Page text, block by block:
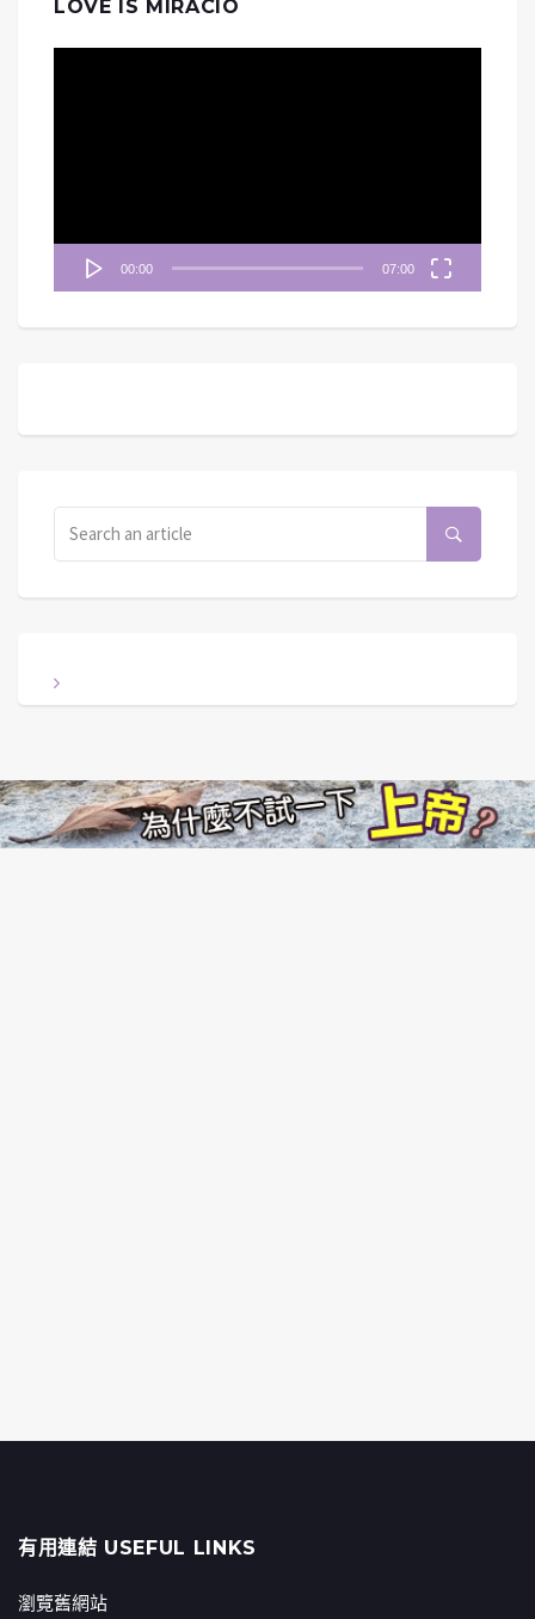
LOVE IS MIRACIO
00:00 07:00
有用連結 USEFUL LINKS
瀏覽舊網站